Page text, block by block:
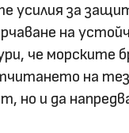
усилия за
на
че морските
на
но и да